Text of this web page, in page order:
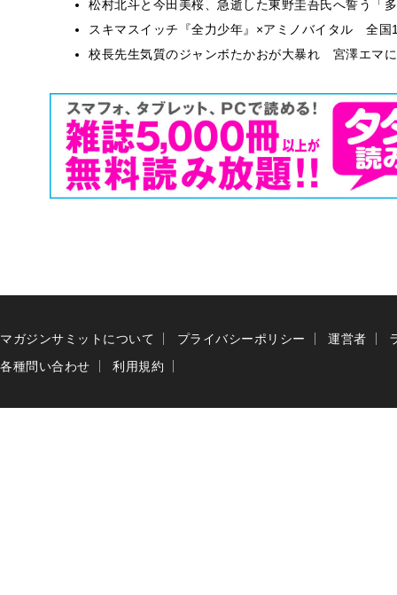
松村北斗と今田美桜、急逝した東野圭吾氏へ誓う「
スキマスイッチ『全力少年』×アミノバイタル 全国
校長先生気質のジャンボたかおが大暴れ 宮澤エマ
マガジンサミットについて プライバシーポリシー 運営者
各種問い合わせ
利用規約